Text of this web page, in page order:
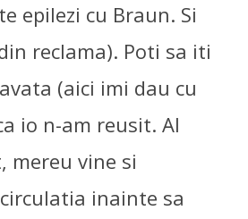
epilezi cu Braun. Si
reclama). Poti sa iti
(aici imi dau cu
io n-am reusit. Al
mereu vine si
inainte sa